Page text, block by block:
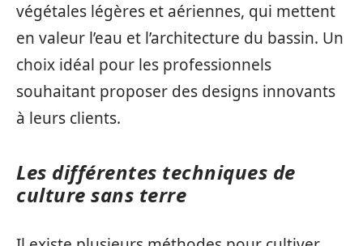
végétales légères et aériennes, qui mettent
en valeur l’eau et l’architecture du bassin. Un
choix idéal pour les professionnels
souhaitant proposer des designs innovants
à leurs clients.
Les différentes techniques de
culture sans terre